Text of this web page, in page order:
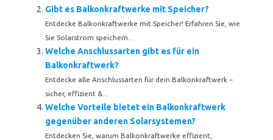
Gibt es Balkonkraftwerke mit Speicher?
Entdecke Balkonkraftwerke mit Speicher! Erfahren Sie, wie
Sie Solarstrom speichern...
Welche Anschlussarten gibt es für ein
Balkonkraftwerk?
Entdecke alle Anschlussarten für dein Balkonkraftwerk –
sicher, effizient &...
Welche Vorteile bietet ein Balkonkraftwerk
gegenüber anderen Solarsystemen?
Entdecken Sie, warum Balkonkraftwerke effizient,